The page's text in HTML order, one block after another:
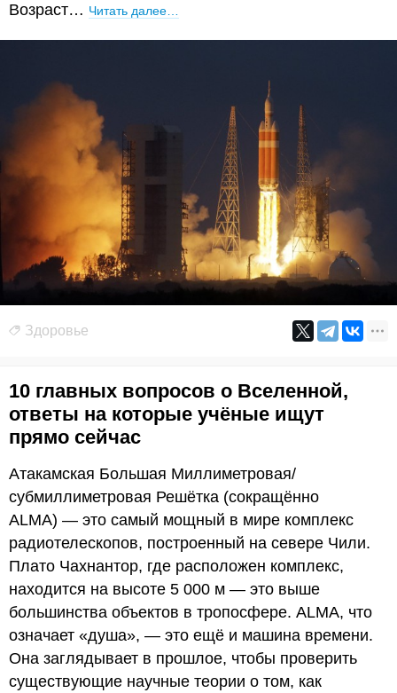
Возраст… Читать далее…
Здоровье
10 главных вопросов о Вселенной,
ответы на которые учёные ищут
прямо сейчас
Атакамская Большая Миллиметровая/
субмиллиметровая Решётка (сокращённо
ALMA) — это самый мощный в мире комплекс
радиотелескопов, построенный на севере Чили.
Плато Чахнантор, где расположен комплекс,
находится на высоте 5 000 м — это выше
большинства объектов в тропосфере. ALMA, что
означает «душа», — это ещё и машина времени.
Она заглядывает в прошлое, чтобы проверить
существующие научные теории о том, как